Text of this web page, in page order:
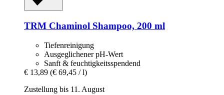
TRM Chaminol Shampoo, 200 ml
Tiefenreinigung
Ausgeglichener pH-Wert
Sanft & feuchtigkeitsspendend
€ 13,89 (€ 69,45 / l)
Zustellung bis 11. August